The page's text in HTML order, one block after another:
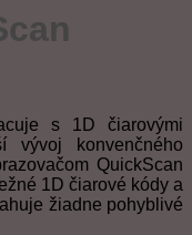
s 1D čiarovými
vývoj konvenčného
QuickScan
1D čiarové kódy a
žiadne pohyblivé